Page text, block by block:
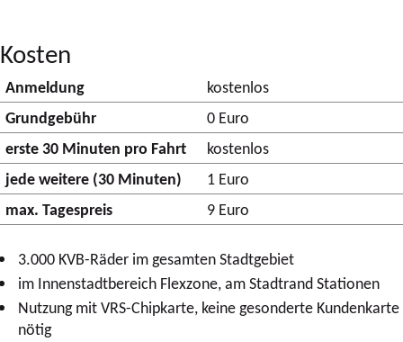
Kosten
Anmeldung
kostenlos
Grundgebühr
0 Euro
erste 30 Minuten pro Fahrt
kostenlos
jede weitere (30 Minuten)
1 Euro
max. Tagespreis
9 Euro
3.000 KVB-Räder im gesamten Stadtgebiet
im Innenstadtbereich Flexzone, am Stadtrand Stationen
Nutzung mit VRS-Chipkarte, keine gesonderte Kundenkarte
nötig